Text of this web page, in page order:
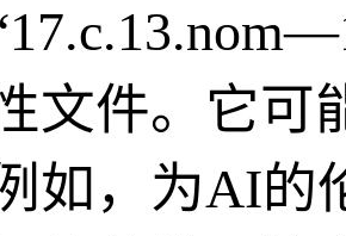
文件。它可
如，为AI的